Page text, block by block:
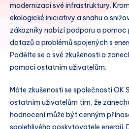
modernizaci své infrastruktury.
ekologické iniciativy a snahu o
zákazníky nabízí podporu a pomoc
dotazů a problémů spojených s
Podělte se o své zkušenosti a
pomoci ostatním uživatelům.
Máte zkušenosti se společností OK
ostatním uživatelům tím, že
hodnocení může být cenným
spolehlivého poskytovatele energií.